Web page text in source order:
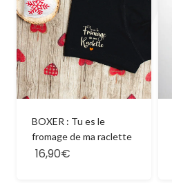
BOXER : Tu es le
fromage de ma raclette
16,90€